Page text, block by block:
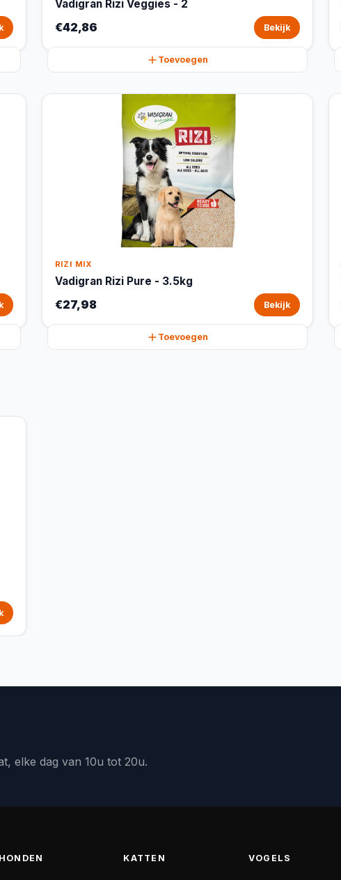
Vadigran Rizi Veggies - 2
€42,86 Bekijk
Toevoegen
RIZI MIX
Vadigran Rizi Pure - 3.5kg
€27,98 Bekijk
Toevoegen
elke dag van 10u tot 20u.
HONDEN KATTEN VOGELS